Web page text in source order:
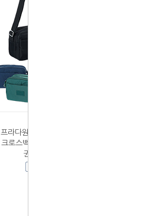
프라다원단 가벼운 나일론 천
크로스백 여행용크로스백 여
권가방 (1257)